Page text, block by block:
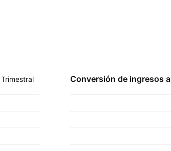
Trimestral Conversión de ingresos a